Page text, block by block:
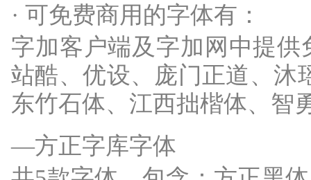
· 可免费商用的字体有：
字加客户端及字加网中提
站酷、优设、庞门正道、沐
东竹石体、江西拙楷体、智
—方正字库字体